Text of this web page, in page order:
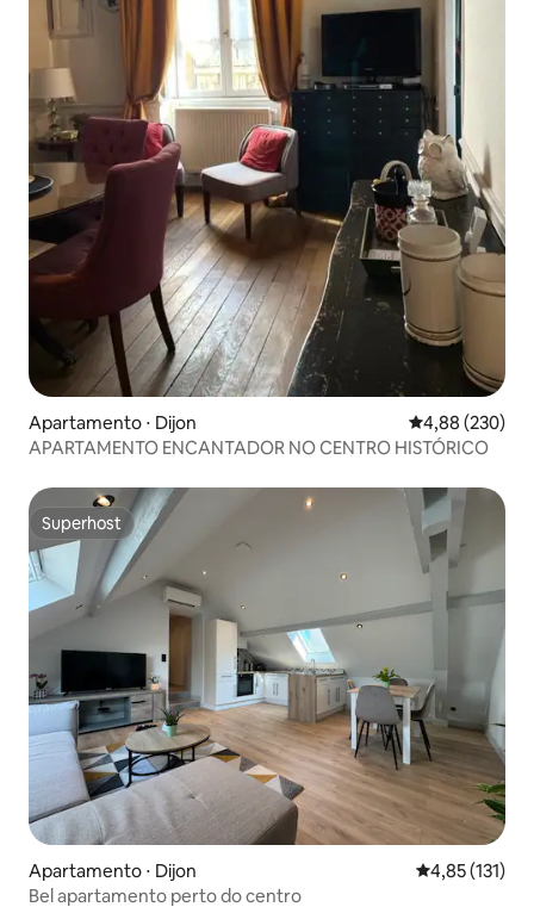
Apartamento ⋅ Dijon 4,88 de uma
4,88 (230)
APARTAMENTO ENCANTADOR NO CENTRO HISTÓRICO
Superhost
Superhost
Apartamento ⋅ Dijon 4,85 de uma
4,85 (131)
Bel apartamento perto do centro